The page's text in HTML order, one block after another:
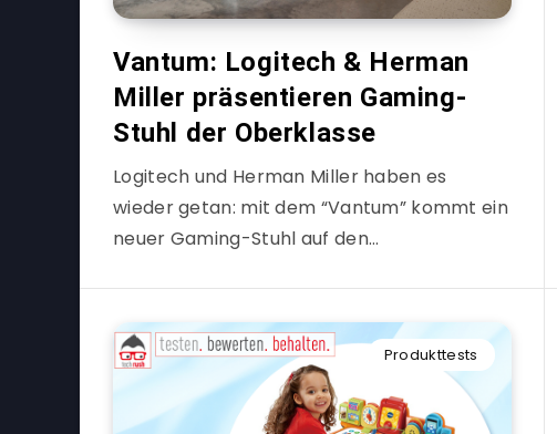
Vantum: Logitech & Herman
Miller präsentieren Gaming-
Stuhl der Oberklasse
Logitech und Herman Miller haben es
wieder getan: mit dem “Vantum” kommt ein
neuer Gaming-Stuhl auf den…
Produkttests